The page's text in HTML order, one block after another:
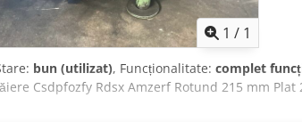
1 / 1
bun (utilizat), Funcționalitate: complet
Csdpfozfy Rdsx Amzerf Rotund 215 mm